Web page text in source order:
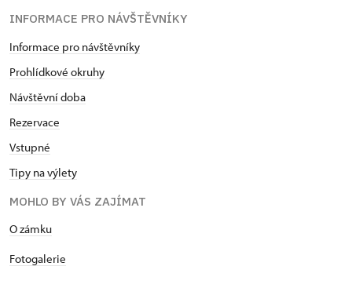
INFORMACE PRO NÁVŠTĚVNÍKY
Informace pro návštěvníky
Prohlídkové okruhy
Návštěvní doba
Rezervace
Vstupné
Tipy na výlety
MOHLO BY VÁS ZAJÍMAT
O zámku
Fotogalerie